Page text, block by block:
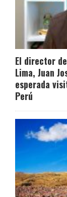
El director
Lima, Juan
esperada
Perú